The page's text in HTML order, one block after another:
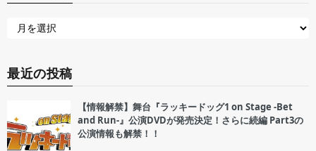
最近の投稿
【情報解禁】舞台『ラッキードッグ1 on Stage -Bet
and Run-』公演DVDが発売決定！さらに続編 Part3の
公演情報も解禁！！